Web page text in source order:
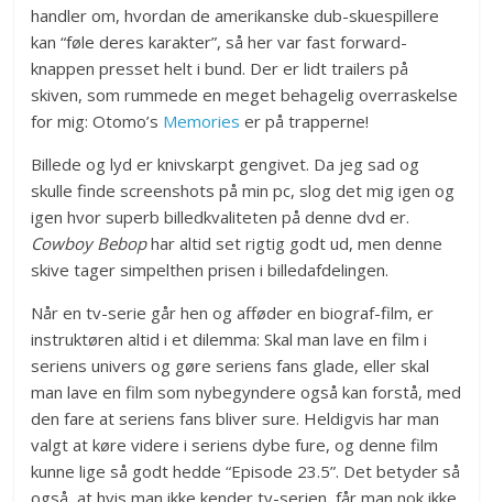
handler om, hvordan de amerikanske dub-skuespillere
kan “føle deres karakter”, så her var fast forward-
knappen presset helt i bund. Der er lidt trailers på
skiven, som rummede en meget behagelig overraskelse
for mig: Otomo’s Memories er på trapperne!
Billede og lyd er knivskarpt gengivet. Da jeg sad og
skulle finde screenshots på min pc, slog det mig igen og
igen hvor superb billedkvaliteten på denne dvd er.
Cowboy Bebophar altid set rigtig godt ud, men denne
skive tager simpelthen prisen i billedafdelingen.
Når en tv-serie går hen og afføder en biograf-film, er
instruktøren altid i et dilemma: Skal man lave en film i
seriens univers og gøre seriens fans glade, eller skal
man lave en film som nybegyndere også kan forstå, med
den fare at seriens fans bliver sure. Heldigvis har man
valgt at køre videre i seriens dybe fure, og denne film
kunne lige så godt hedde “Episode 23.5”. Det betyder så